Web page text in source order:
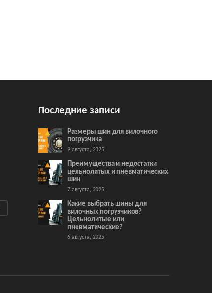
Последние записи
Размеры шин для вилочного
погрузчика
9 августа, 2025
Преимущества и недостатки
цельнолитых и пневматических
шин
7 августа, 2025
Какие выбрать шины для
вилочных погрузчиков?
Цельнолитые или
пневматические?
6 августа, 2025